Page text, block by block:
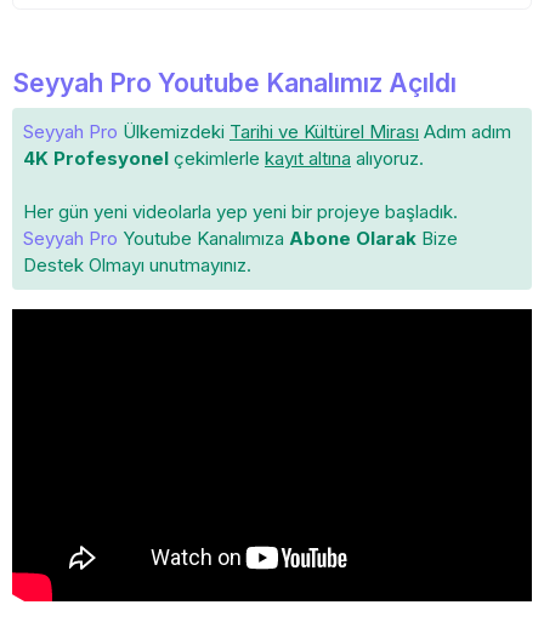
Seyyah Pro Youtube Kanalımız Açıldı
Seyyah Pro Ülkemizdeki Tarihi ve Kültürel Mirası Adım adım
4K Profesyonel çekimlerle kayıt altına alıyoruz.
Her gün yeni videolarla yep yeni bir projeye başladık.
Seyyah Pro Youtube Kanalımıza Abone Olarak Bize
Destek Olmayı unutmayınız.